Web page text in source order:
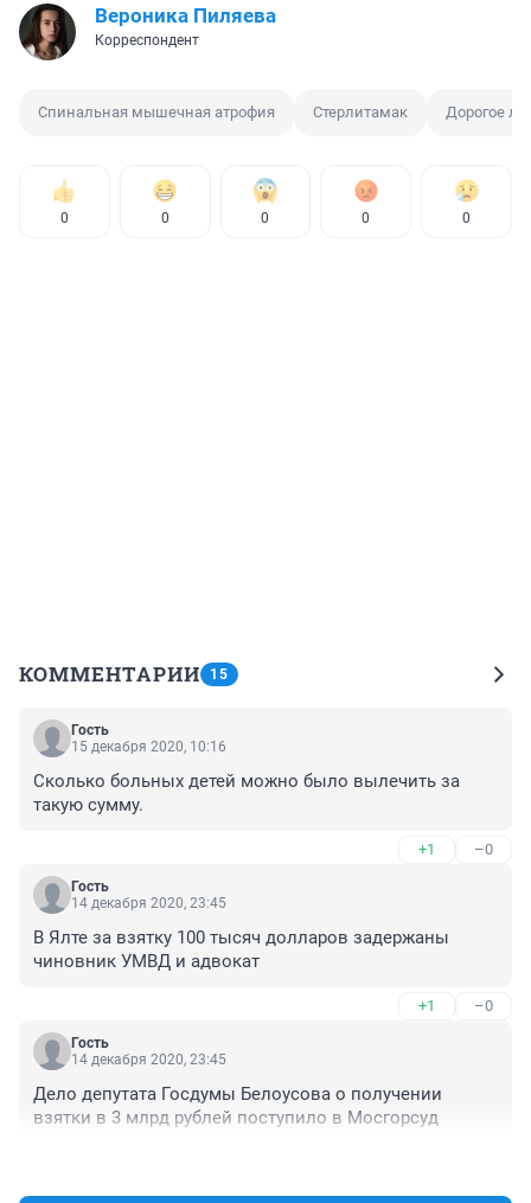
Вероника Пиляева
Корреспондент
Спинальная мышечная атрофия Стерлитамак Дорогое
0 0 0 0 0
КОММЕНТАРИИ 15
Гость
15 декабря 2020, 10:16
Сколько больных детей можно было вылечить за
такую сумму.
+1 –0
Гость
14 декабря 2020, 23:45
В Ялте за взятку 100 тысяч долларов задержаны
чиновник УМВД и адвокат
+1 –0
Гость
14 декабря 2020, 23:45
Дело депутата Госдумы Белоусова о получении
взятки в 3 млрд рублей поступило в Мосгорсуд